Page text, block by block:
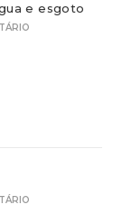
e esgoto